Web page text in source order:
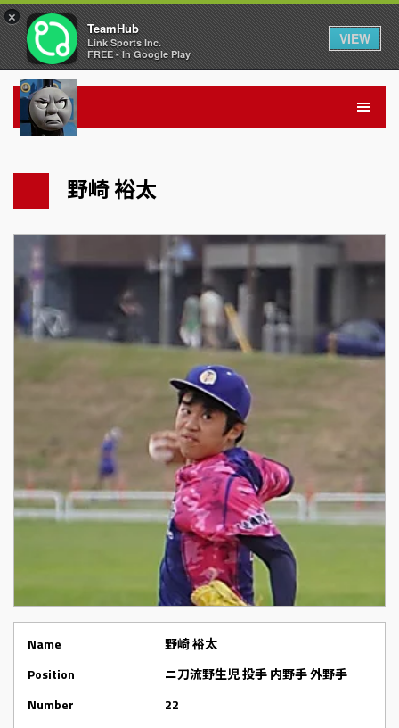
野崎 裕太
Name
野崎 裕太
Position
ニ刀流野生児 投手 内野手 外野手
Number
22
×
TeamHub
Link Sports Inc.
FREE - In Google Play
VIEW